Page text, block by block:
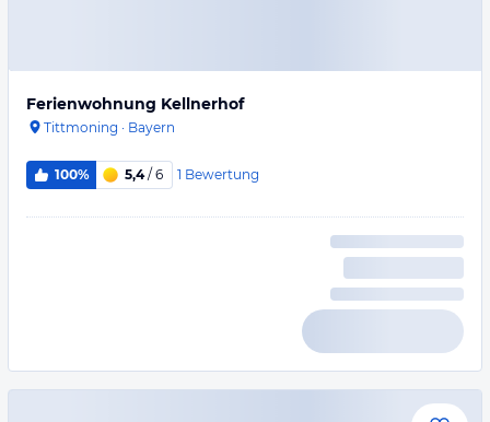
Ferienwohnung Kellnerhof
Tittmoning · Bayern
100% 5,4/ 6 1 Bewertung